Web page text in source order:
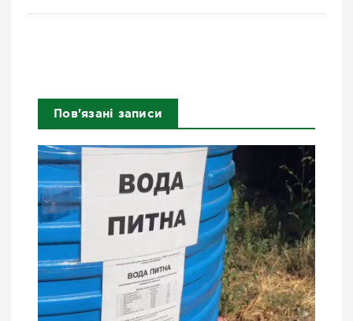
Пов'язані записи